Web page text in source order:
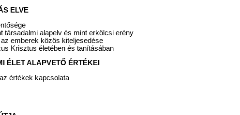
ELVE
társadalmi alapelv és mint erkölcsi erény
emberek közös kiteljesedése
Krisztus életében és tanításában
ÉLET ALAPVETŐ ÉRTÉKEI
értékek kapcsolata